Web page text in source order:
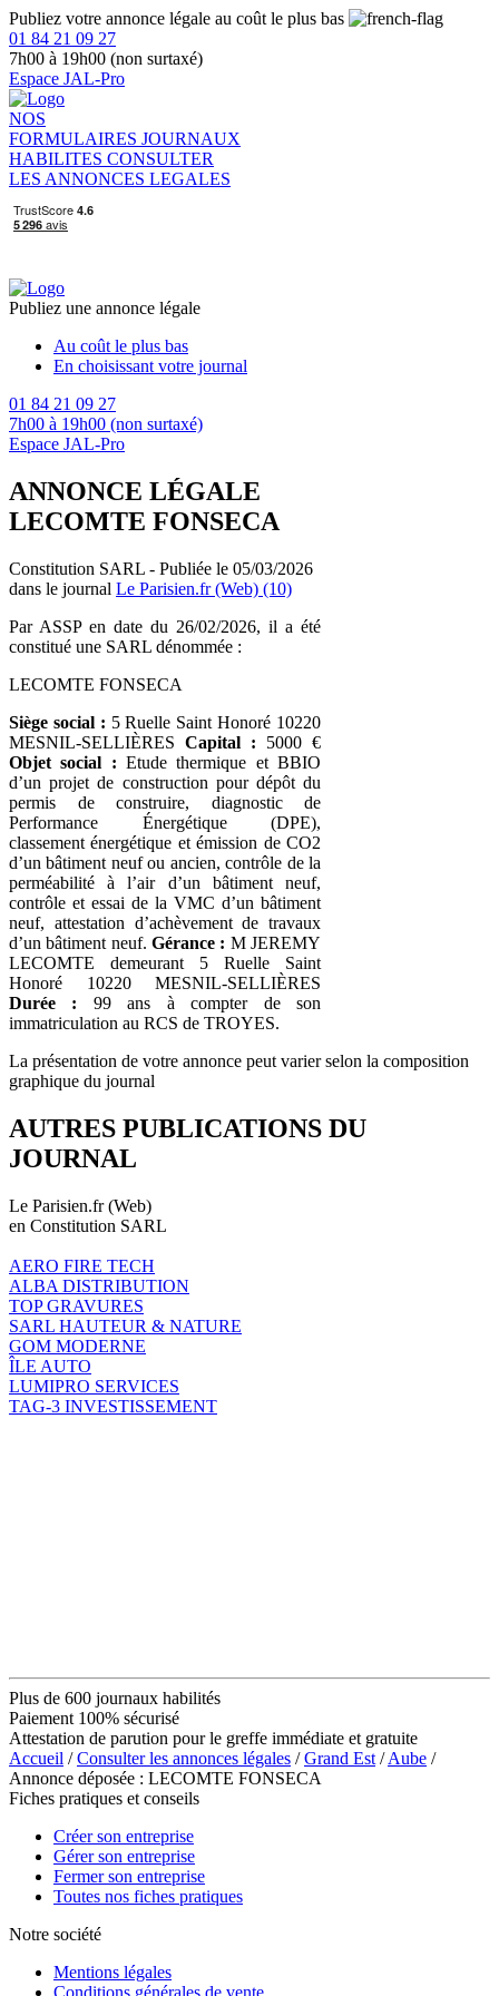
Publiez votre annonce légale au coût le plus bas
01 84 21 09 27
7h00 à 19h00 (non surtaxé)
Espace JAL-Pro
NOS
FORMULAIRES JOURNAUX
HABILITES CONSULTER
LES ANNONCES LEGALES
Publiez une annonce légale
Au coût le plus bas
En choisissant votre journal
01 84 21 09 27
7h00 à 19h00 (non surtaxé)
Espace JAL-Pro
ANNONCE LÉGALE
LECOMTE FONSECA
Constitution SARL - Publiée le 05/03/2026
dans le journal Le Parisien.fr (Web) (10)
Par ASSP en date du 26/02/2026, il a été
constitué une SARL dénommée :
LECOMTE FONSECA
Siège social : 5 Ruelle Saint Honoré 10220
MESNIL-SELLIÈRES Capital : 5000 €
Objet social : Etude thermique et BBIO
d’un projet de construction pour dépôt du
permis de construire, diagnostic de
Performance Énergétique (DPE),
classement énergétique et émission de CO2
d’un bâtiment neuf ou ancien, contrôle de la
perméabilité à l’air d’un bâtiment neuf,
contrôle et essai de la VMC d’un bâtiment
neuf, attestation d’achèvement de travaux
d’un bâtiment neuf. Gérance : M JEREMY
LECOMTE demeurant 5 Ruelle Saint
Honoré 10220 MESNIL-SELLIÈRES
Durée : 99 ans à compter de son
immatriculation au RCS de TROYES.
La présentation de votre annonce peut varier selon la composition
graphique du journal
AUTRES PUBLICATIONS DU
JOURNAL
Le Parisien.fr (Web)
en Constitution SARL
AERO FIRE TECH
ALBA DISTRIBUTION
TOP GRAVURES
SARL HAUTEUR & NATURE
GOM MODERNE
ÎLE AUTO
LUMIPRO SERVICES
TAG-3 INVESTISSEMENT
Plus de 600 journaux habilités
Paiement 100% sécurisé
Attestation de parution pour le greffe immédiate et gratuite
Accueil /Consulter les annonces légales /Grand Est /Aube /
Annonce déposée : LECOMTE FONSECA
Fiches pratiques et conseils
Créer son entreprise
Gérer son entreprise
Fermer son entreprise
Toutes nos fiches pratiques
Notre société
Mentions légales
Conditions générales de vente